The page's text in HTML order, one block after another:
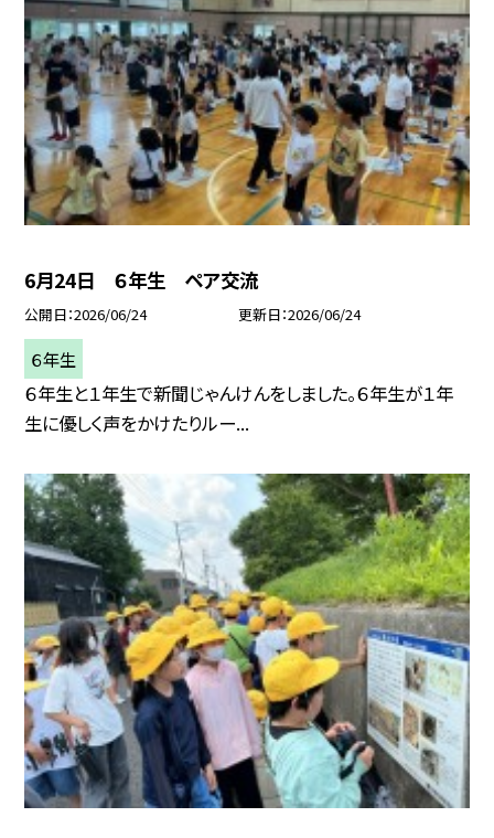
6月24日 ６年生 ペア交流
公開日 2026/06/24 更新日 2026/06/24
６年生
６年生と１年生で新聞じゃんけんをしました。６年生が１年
生に優しく声をかけたりルー...